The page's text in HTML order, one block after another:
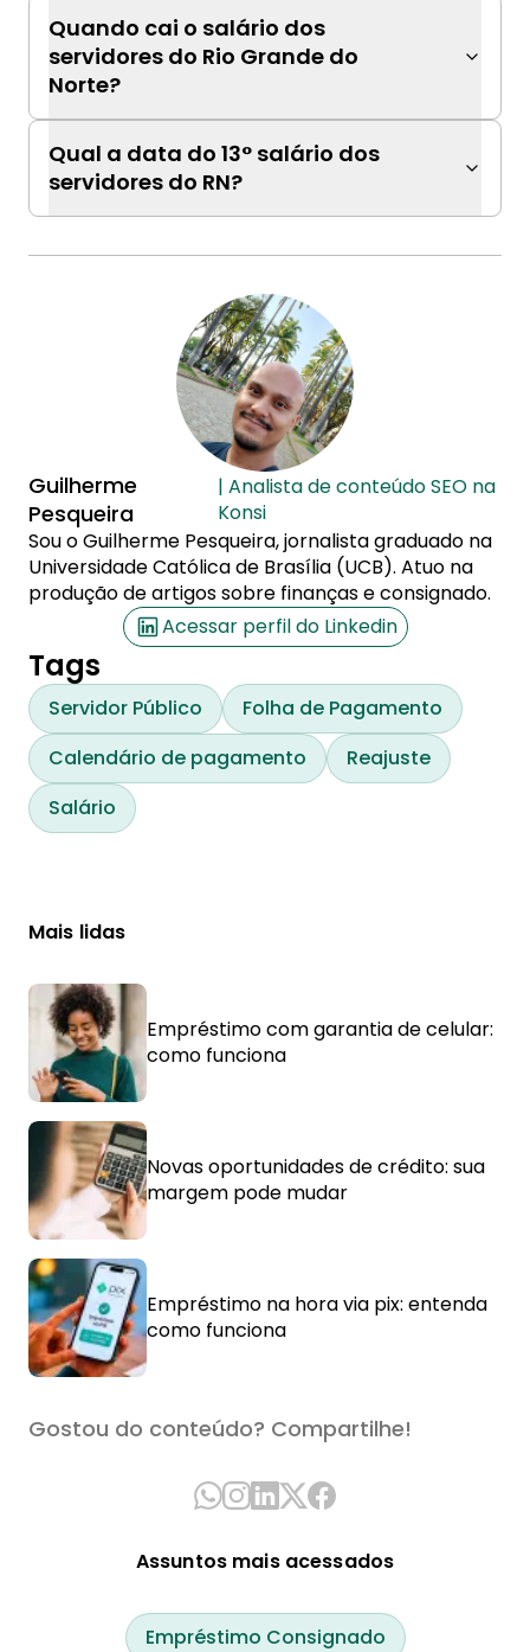
Quando cai o salário dos
servidores do Rio Grande do
Norte?
Qual a data do 13° salário dos
servidores do RN?
Guilherme
Pesqueira
| Analista de conteúdo SEO na
Konsi
Sou o Guilherme Pesqueira, jornalista graduado na
Universidade Católica de Brasília (UCB). Atuo na
produção de artigos sobre finanças e consignado.
Acessar perfil do Linkedin
Tags
Servidor Público
Folha de Pagamento
Calendário de pagamento
Reajuste
Salário
Mais lidas
Empréstimo com garantia de celular:
como funciona
Novas oportunidades de crédito: sua
margem pode mudar
Empréstimo na hora via pix: entenda
como funciona
Gostou do conteúdo? Compartilhe!
Assuntos mais acessados
Empréstimo Consignado